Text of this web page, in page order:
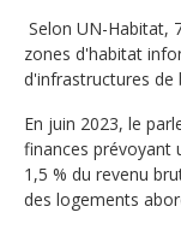
Selon UN-Habitat,
zones d'habitat
d'infrastructures de
En juin 2023, le
finances prévoyant
1,5 % du revenu
des logements